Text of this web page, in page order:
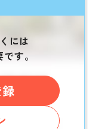
には
す。